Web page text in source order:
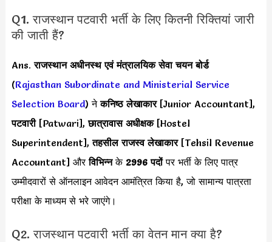
Q1. राजस्थान पटवारी भर्ती के लिए कितनी रिक्तियां जारी
की जाती हैं?
Ans.राजस्थान अधीनस्थ एवं मंत्रालयिक सेवा चयन बोर्ड
(Rajasthan Subordinate and Ministerial Service
Selection Board) नेकनिष्ठ लेखाकार[Junior Accountant],
पटवारी[Patwari],छात्रावास अधीक्षक[Hostel
Superintendent],तहसील राजस्व लेखाकार[Tehsil Revenue
Accountant] औरविभिन्नके 2996 पदोंपर भर्ती के लिए पात्र
उम्मीदवारों से ऑनलाइन आवेदन आमंत्रित किया है, जो सामान्य पात्रता
परीक्षा के माध्यम से भरे जाएंगे।
Q2. राजस्थान पटवारी भर्ती का वेतन मान क्या है?